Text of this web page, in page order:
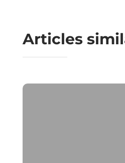
Articles